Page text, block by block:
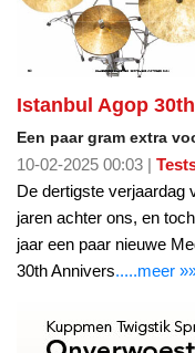
Istanbul Agop
Een paar gram extra
10-02-2025 00:03 |
De dertigste verjaardag
jaren achter ons, en
jaar een paar nieuwe
30th Annivers.....meer